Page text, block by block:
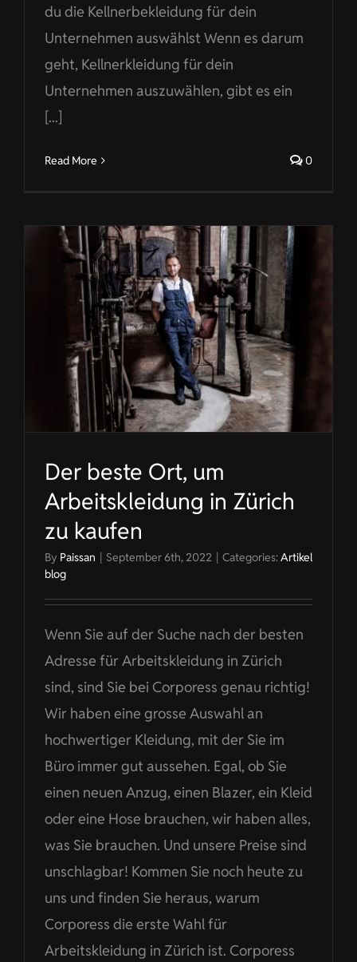
du die Kellnerbekleidung für dein
Unternehmen auswählst Wenn es darum
geht, Kellnerkleidung für dein
Unternehmen auszuwählen, gibt es ein
[...]
Read More 0
Der beste Ort, um
Arbeitskleidung in Zürich
zu kaufen
By Paissan | September 6th, 2022 | Categories:Artikel
blog
Wenn Sie auf der Suche nach der besten
Adresse für Arbeitskleidung in Zürich
sind, sind Sie bei Corporess genau richtig!
Wir haben eine grosse Auswahl an
hochwertiger Kleidung, mit der Sie im
Büro immer gut aussehen. Egal, ob Sie
einen neuen Anzug, einen Blazer, ein Kleid
oder eine Hose brauchen, wir haben alles,
was Sie brauchen. Und unsere Preise sind
unschlagbar! Kommen Sie noch heute zu
uns und finden Sie heraus, warum
Corporess die erste Wahl für
Arbeitskleidung in Zürich ist. Corporess